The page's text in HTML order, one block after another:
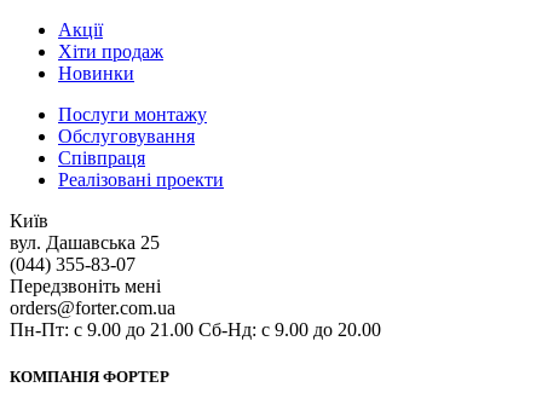
Акції
Хіти продаж
Новинки
Послуги монтажу
Обслуговування
Співпраця
Реалізовані проекти
Київ
вул. Дашавська 25
(044) 355-83-07
Передзвоніть мені
orders@forter.com.ua
Пн-Пт: с 9.00 до 21.00 Сб-Нд: с 9.00 до 20.00
КОМПАНІЯ ФОРТЕР